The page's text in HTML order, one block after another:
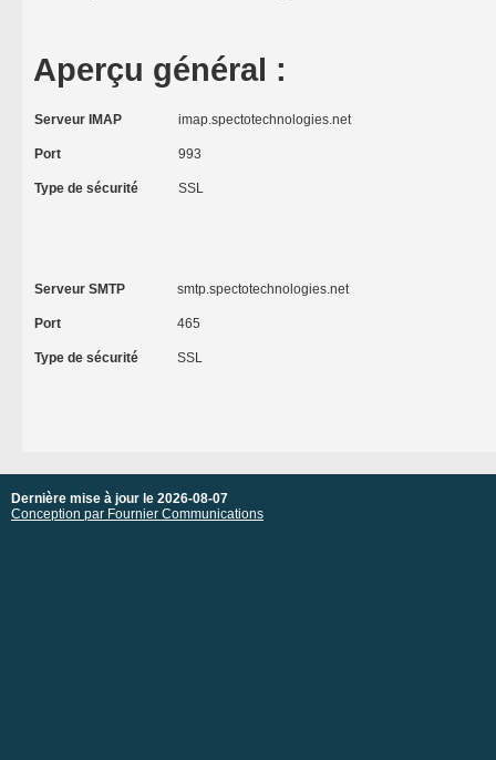
Aperçu général :
Serveur IMAP imap.spectotechnologies.net
Port 993
Type de sécurité SSL
Serveur SMTP smtp.spectotechnologies.net
Port 465
Type de sécurité SSL
Dernière mise à jour le 2026-08-07
Conception par Fournier Communications